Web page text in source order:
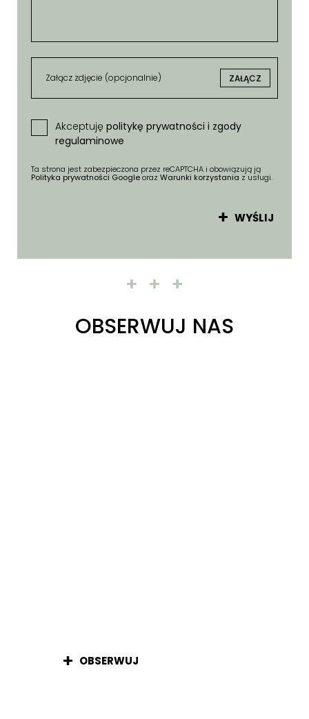
Załącz zdjęcie (opcjonalnie) ZAŁĄCZ
Akceptuję politykę prywatności i zgody
regulaminowe
Ta strona jest zabezpieczona przez reCAPTCHA i obowiązują ją
Polityka prywatności Googleoraz Warunki korzystania z usługi.
WYŚLIJ
OBSERWUJ NAS
OBSERWUJ